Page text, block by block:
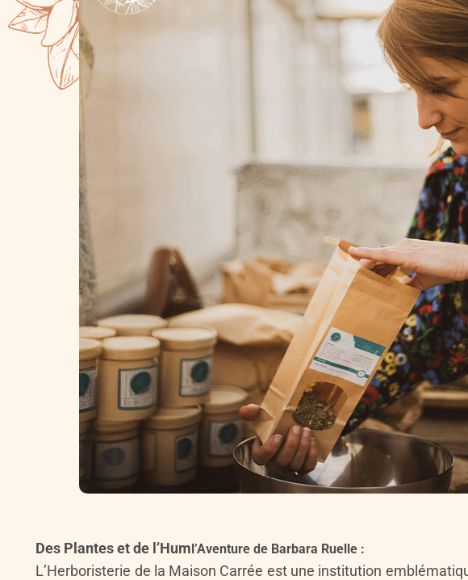
Des Plantes et de l’Huml’Aventure de Barbara Ruelle :
L’Herboristerie de la Maison Carrée est une institution